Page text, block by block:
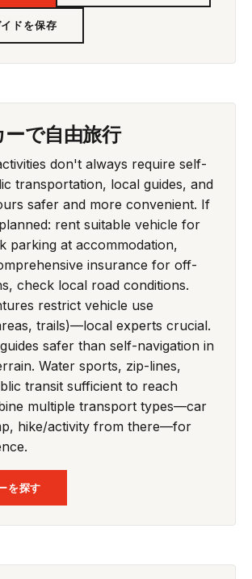
ドを保存
で自由旅行
don't always require self-
transportation, local guides, and
safer and more convenient. If
rent suitable vehicle for
parking at accommodation,
insurance for off-
check local road conditions.
restrict vehicle use
trails)—local experts crucial.
safer than self-navigation in
Water sports, zip-lines,
transit sufficient to reach
multiple transport types—car
hike/activity from there—for
を探す